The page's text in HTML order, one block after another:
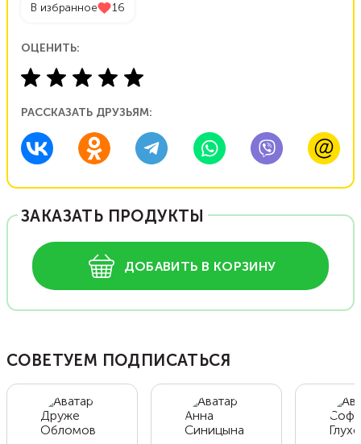
В избранное 16
ОЦЕНИТЬ:
РАССКАЗАТЬ ДРУЗЬЯМ:
ЗАКАЗАТЬ ПРОДУКТЫ
ДОБАВИТЬ В КОРЗИНУ
СОВЕТУЕМ ПОДПИСАТЬСЯ